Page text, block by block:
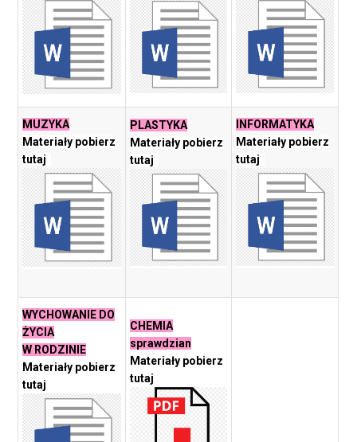
MUZYKA
Materiały pobierz
tutaj
PLASTYKA
Materiały pobierz
tutaj
INFORMATYKA
Materiały pobierz
tutaj
WYCHOWANIE DO
ŻYCIA
W RODZINIE
Materiały pobierz
tutaj
CHEMIA
sprawdzian
Materiały pobierz
tutaj